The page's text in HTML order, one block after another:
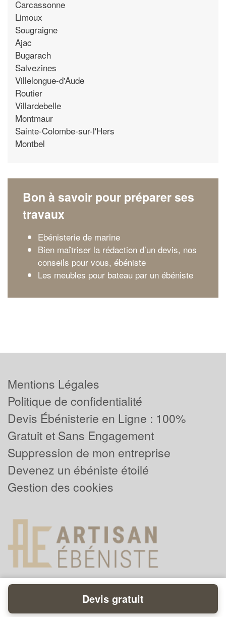
Carcassonne
Limoux
Sougraigne
Ajac
Bugarach
Salvezines
Villelongue-d'Aude
Routier
Villardebelle
Montmaur
Sainte-Colombe-sur-l'Hers
Montbel
Bon à savoir pour préparer ses
travaux
Ebénisterie de marine
Bien maîtriser la rédaction d’un devis, nos
conseils pour vous, ébéniste
Les meubles pour bateau par un ébéniste
Mentions Légales
Politique de confidentialité
Devis Ébénisterie en Ligne : 100%
Gratuit et Sans Engagement
Suppression de mon entreprise
Devenez un ébéniste étoilé
Gestion des cookies
Powered byPlus que pro
Devis gratuit